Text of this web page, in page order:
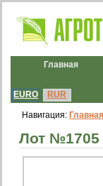
Главная
EURO RUR
Навигация: Главная
Лот №1705